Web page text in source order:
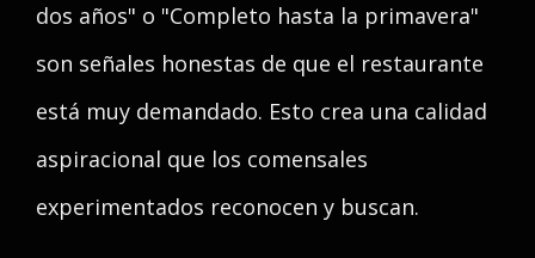
dos años" o "Completo hasta la primavera"
son señales honestas de que el restaurante
está muy demandado. Esto crea una calidad
aspiracional que los comensales
experimentados reconocen y buscan.